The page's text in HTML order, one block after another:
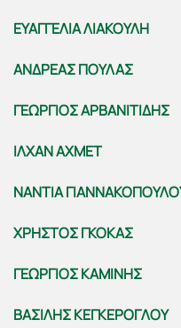
ΕΥΑΓΓΕΛΙΑ ΛΙΑΚΟΥΛΗ
ΑΝΔΡΕΑΣ ΠΟΥΛΑΣ
ΓΕΩΡΓΙΟΣ ΑΡΒΑΝΙΤΙΔΗΣ
ΙΛΧΑΝ ΑΧΜΕΤ
ΝΑΝΤΙΑ
ΧΡΗΣΤΟΣ ΓΚΟΚΑΣ
ΓΕΩΡΓΙΟΣ ΚΑΜΙΝΗΣ
ΒΑΣΙΛΗΣ ΚΕΓΚΕΡΟΓΛΟΥ